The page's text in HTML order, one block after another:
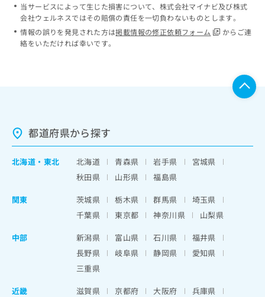
当サービスによって生じた損害について、株式会社マイナビ及び株式
会社ウェルネスではその賠償の責任を一切負わないものとします。
情報の誤りを発見された方は掲載情報の修正依頼フォーム
からご連
絡をいただければ幸いです。
都道府県から探す
北海道 ・ 東北 北海道 青森県 岩手県
宮城県
秋田県
山形県
福島県
関東
茨城県 栃木県 群馬県
埼玉県
千葉県
東京都 神奈川県
山梨県
中部
新潟県 富山県 石川県
福井県
長野県
岐阜県 静岡県
愛知県
三重県
近畿
滋賀県 京都府 大阪府
兵庫県